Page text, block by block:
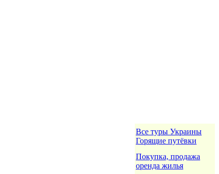
Все туры Украины
Горящие путёвки
Покупка, продажа
оренда жилья